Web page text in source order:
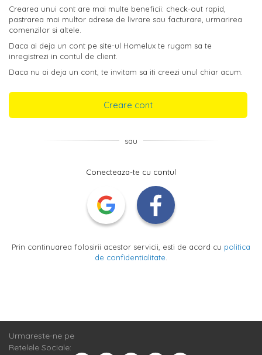
Crearea unui cont are mai multe beneficii: check-out rapid,
pastrarea mai multor adrese de livrare sau facturare, urmarirea
comenzilor si altele.
Daca ai deja un cont pe site-ul Homelux te rugam sa te
inregistrezi in contul de client.
Daca nu ai deja un cont, te invitam sa iti creezi unul chiar acum.
Creare cont
sau
Conecteaza-te cu contul
Prin continuarea folosirii acestor servicii, esti de acord cu politica
de confidentialitate
Urmareste-ne pe
Retelele Sociale: